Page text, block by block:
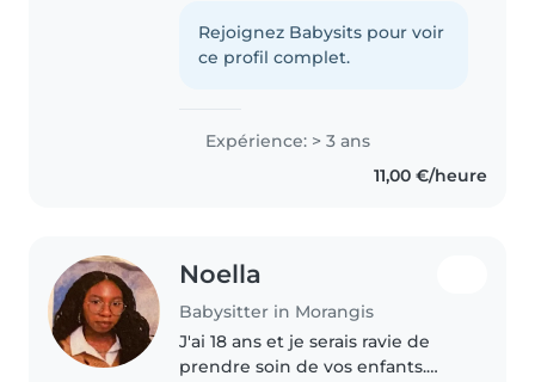
impliquée dans ce que je fait, je
souhaite transmettre aux enfants
Rejoignez Babysits pour voir
ce profil complet.
Expérience: > 3 ans
11,00 €/heure
Noella
Babysitter in Morangis
J'ai 18 ans et je serais ravie de
prendre soin de vos enfants.